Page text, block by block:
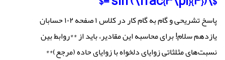
پاسخ تشریحی و گام به گام کار در کلاس ۱ صفحه ۱۰۲ حسابان
یازدهم سلام! برای محاسبه این مقادیر، باید از **روابط بین
نسبت‌های مثلثاتی زوایای دلخواه با زوایای حاده (مرجع)**